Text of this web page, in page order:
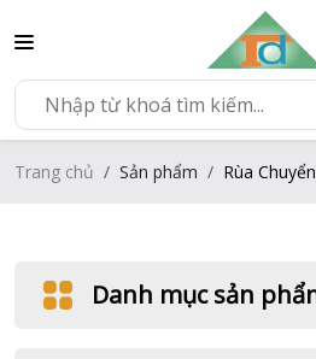
Trang chủ Sản phẩm Rùa
Danh mục sản